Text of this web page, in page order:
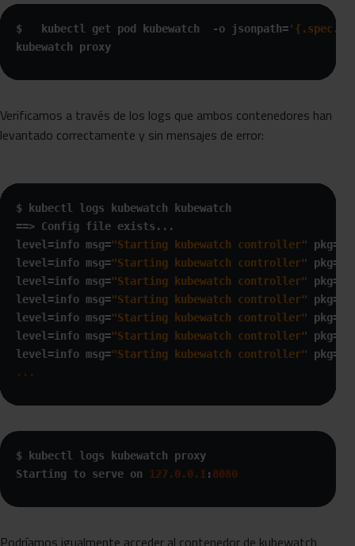
$   kubectl get pod kubewatch  -o jsonpath=
kubewatch proxy
Verificamos a través de los logs que ambos contenedores han
levantado correctamente y sin mensajes de error:
$ kubectl logs kubewatch kubewatch
==> Config file exists...
level=info msg="Starting kubewatch controller"
level=info msg="Starting kubewatch controller"
level=info msg="Starting kubewatch controller" pkg=
level=info msg="Starting kubewatch controller" pkg=
level=info msg="Starting kubewatch controller"
level=info msg="Starting kubewatch controller"
level=info msg="Starting kubewatch controller"
...
$ kubectl logs kubewatch proxy
Starting to serve on 127.0.0.1: 8080